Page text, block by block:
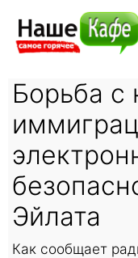
Борьба с
Эйлата
Как сообщает